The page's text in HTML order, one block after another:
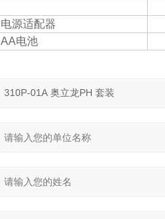
电源适配器
AA电池